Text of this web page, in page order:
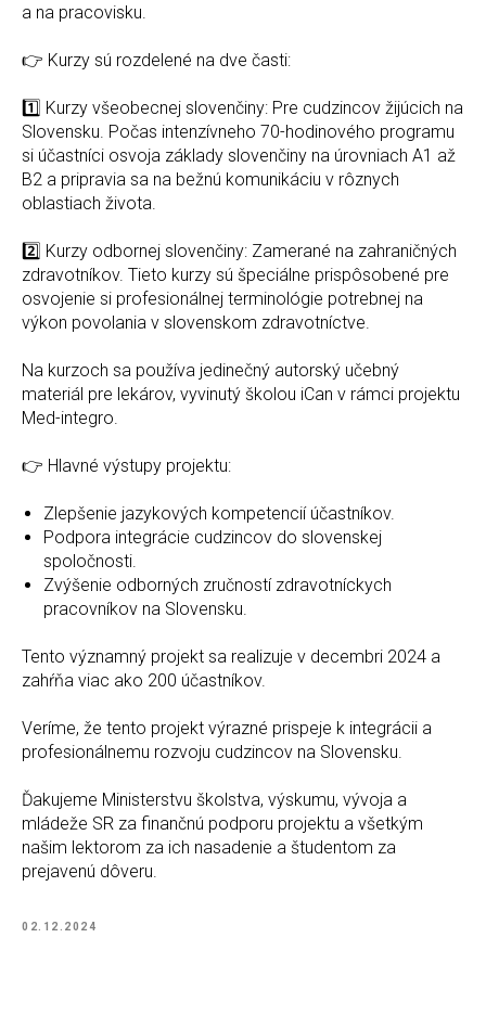
a na pracovisku.
👉 Kurzy sú rozdelené na dve časti:
1️⃣ Kurzy všeobecnej slovenčiny: Pre cudzincov žijúcich na
Slovensku. Počas intenzívneho 70-hodinového programu
si účastníci osvoja základy slovenčiny na úrovniach A1 až
B2 a pripravia sa na bežnú komunikáciu v rôznych
oblastiach života.
2️⃣ Kurzy odbornej slovenčiny: Zamerané na zahraničných
zdravotníkov. Tieto kurzy sú špeciálne prispôsobené pre
osvojenie si profesionálnej terminológie potrebnej na
výkon povolania v slovenskom zdravotníctve.
Na kurzoch sa používa jedinečný autorský učebný
materiál pre lekárov, vyvinutý školou iCan v rámci projektu
Med-integro.
👉 Hlavné výstupy projektu:
Zlepšenie jazykových kompetencií účastníkov.
Podpora integrácie cudzincov do slovenskej
spoločnosti.
Zvýšenie odborných zručností zdravotníckych
pracovníkov na Slovensku.
Tento významný projekt sa realizuje v decembri 2024 a
zahŕňa viac ako 200 účastníkov.
Veríme, že tento projekt výrazné prispeje k integrácii a
profesionálnemu rozvoju cudzincov na Slovensku.
Ďakujeme Ministerstvu školstva, výskumu, vývoja a
mládeže SR za finančnú podporu projektu a všetkým
našim lektorom za ich nasadenie a študentom za
prejavenú dôveru.
02.12.2024